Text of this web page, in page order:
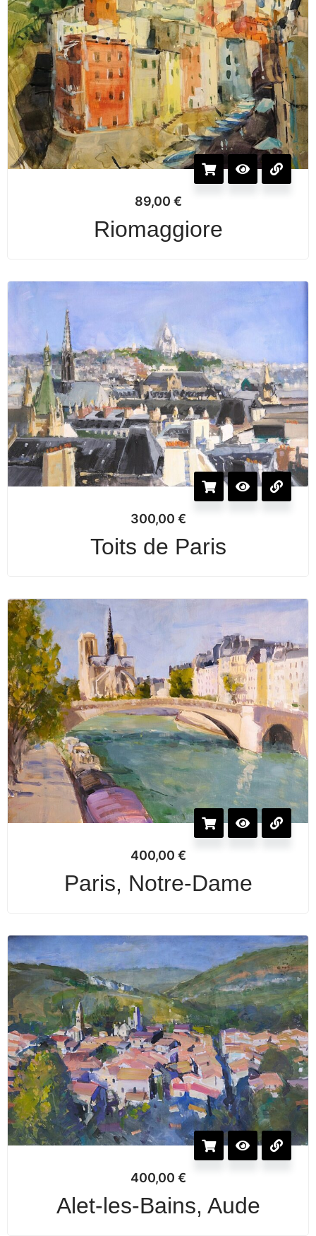
89,00 €
Riomaggiore
300,00 €
Toits de Paris
400,00 €
Paris, Notre-Dame
400,00 €
Alet-les-Bains, Aude